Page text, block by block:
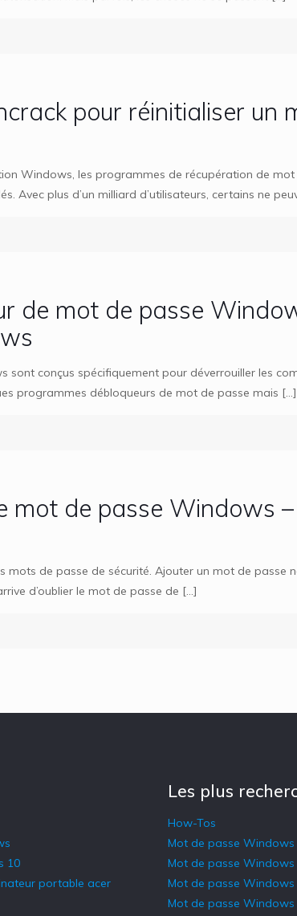
pour réinitialiser un
Windows, les programmes de récupération de
Avec plus d’un milliard d’utilisateurs, certains ne
de mot de passe
sont conçus spécifiquement pour déverrouiller les
programmes débloqueurs de mot de passe mais […]
mot de passe Windows
mots de passe de sécurité. Ajouter un mot de passe
d’oublier le mot de passe de […]
10
portable acer
Les plus
How-Tos
Mot de passe Windows
Mot de passe Windows
Mot de passe Windows
Mot de passe Windows